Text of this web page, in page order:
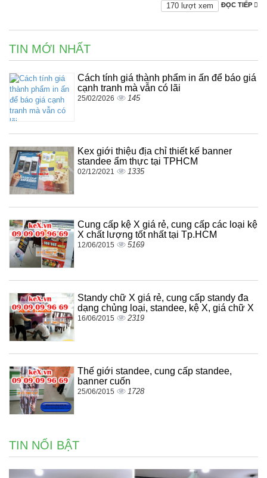
ĐỌC TIẾP
170 lượt xem
TIN MỚI NHẤT
Cách tính giá thành phẩm in ấn để báo giá
cạnh tranh mà vẫn có lãi
25/02/2026 145
Kex giới thiệu địa chỉ thiết kế banner
standee ẩm thực tại TPHCM
02/12/2021 1335
Cung cấp kệ X giá rẻ, cung cấp các loại kệ
X chất lượng tốt nhất tại Tp.HCM
12/06/2015 5169
Standy chữ X giá rẻ, cung cấp standy đa
dạng chủng loại, standee, kệ X, giá chữ X
16/06/2015 2319
Thế giới standee, cung cấp standee,
banner cuốn
25/06/2015 1728
TIN NỔI BẬT